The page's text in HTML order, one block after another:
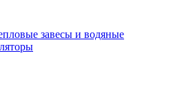
завесы и водяные